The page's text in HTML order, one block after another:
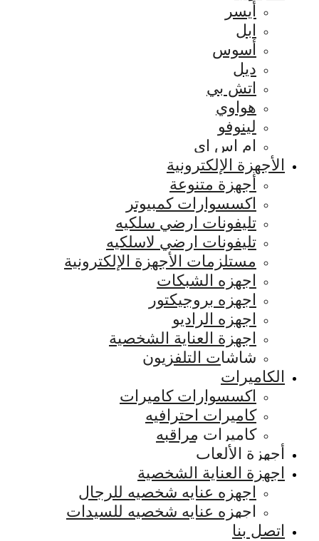
أيسر
ابل
أسوس
ديل
اتش بي
هواوي
لينوفو
ام اس اي
الأجهزة الإلكترونية
أجهزة متنوعة
اكسسوارات كمبيوتر
تليفونات ارضي سلكيه
تليفونات ارضي لاسلكيه
مستلزمات الأجهزة الإلكترونية
اجهزه الشبكات
اجهزه بروجيكتور
اجهزه الراديو
اجهزة العناية الشخصية
شاشات التلفزيون
الكاميرات
اكسسوارات كاميرات
كاميرات احترافيه
كاميرات مراقبه
أجهزة الألعاب
اجهزة العناية الشخصية
اجهزه عنايه شخصيه للرجال
اجهزه عنايه شخصيه للسيدات
اتصل بنا